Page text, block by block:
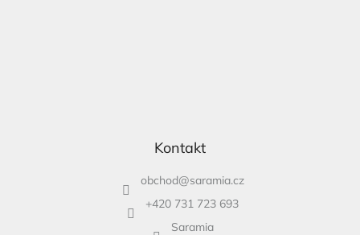
Kontakt
obchod@saramia.cz
+420 731 723 693
Saramia